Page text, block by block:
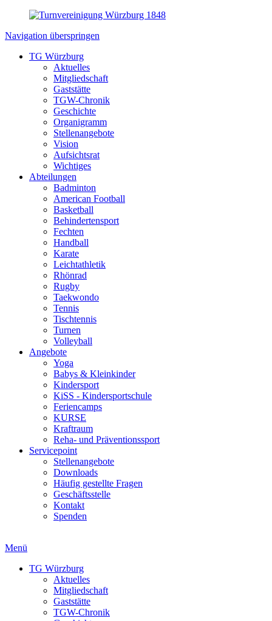
Navigation überspringen
TG Würzburg
Aktuelles
Mitgliedschaft
Gaststätte
TGW-Chronik
Geschichte
Organigramm
Stellenangebote
Vision
Aufsichtsrat
Wichtiges
Abteilungen
Badminton
American Football
Basketball
Behindertensport
Fechten
Handball
Karate
Leichtathletik
Rhönrad
Rugby
Taekwondo
Tennis
Tischtennis
Turnen
Volleyball
Angebote
Yoga
Babys & Kleinkinder
Kindersport
KiSS - Kindersportschule
Feriencamps
KURSE
Kraftraum
Reha- und Präventionssport
Servicepoint
Stellenangebote
Downloads
Häufig gestellte Fragen
Geschäftsstelle
Kontakt
Spenden
Menü
TG Würzburg
Aktuelles
Mitgliedschaft
Gaststätte
TGW-Chronik